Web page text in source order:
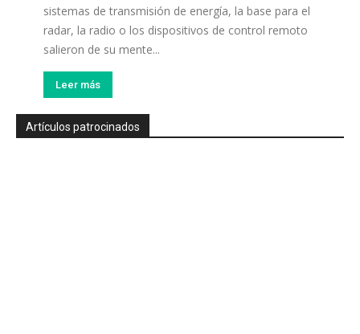
sistemas de transmisión de energía, la base para el
radar, la radio o los dispositivos de control remoto
salieron de su mente...
Leer más
Artículos patrocinados